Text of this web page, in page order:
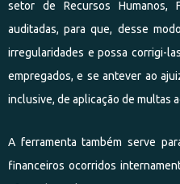
setor de Recursos Humanos,
auditadas, para que, desse
irregularidades e possa corrigi-
empregados, e se antever ao
inclusive, de aplicação de multas
A ferramenta também serve
financeiros ocorridos